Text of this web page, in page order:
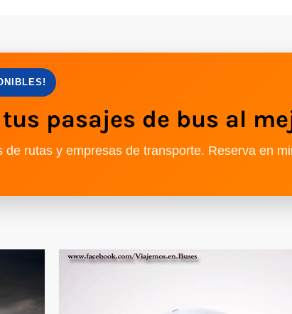
pasajes de bus al
de rutas y empresas de transporte. Reserva en